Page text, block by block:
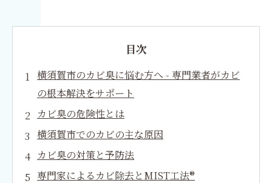
目次
横須賀市のカビ臭に悩む方へ - 専門業者がカビ
の根本解決をサポート
カビ臭の危険性とは
横須賀市でのカビの主な原因
カビ臭の対策と予防法
専門家によるカビ除去とMIST工法®